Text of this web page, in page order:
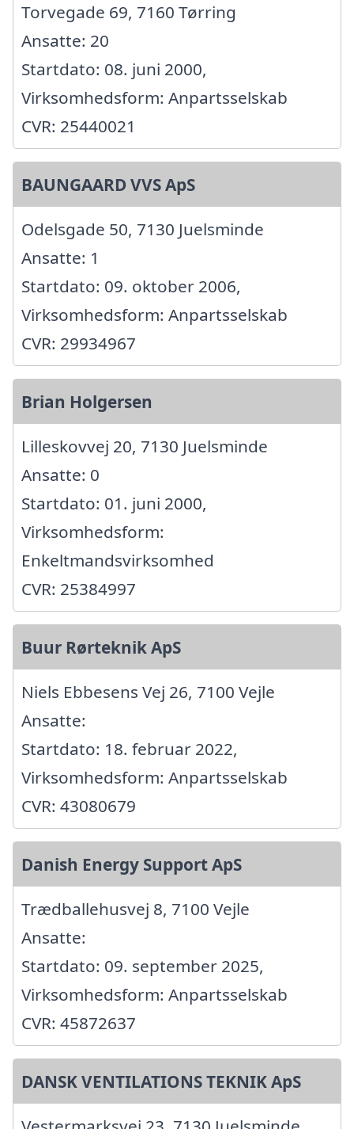
Torvegade 69, 7160 Tørring
Ansatte: 20
Startdato: 08. juni 2000,
Virksomhedsform: Anpartsselskab
CVR: 25440021
BAUNGAARD VVS ApS
Odelsgade 50, 7130 Juelsminde
Ansatte: 1
Startdato: 09. oktober 2006,
Virksomhedsform: Anpartsselskab
CVR: 29934967
Brian Holgersen
Lilleskovvej 20, 7130 Juelsminde
Ansatte: 0
Startdato: 01. juni 2000,
Virksomhedsform:
Enkeltmandsvirksomhed
CVR: 25384997
Buur Rørteknik ApS
Niels Ebbesens Vej 26, 7100 Vejle
Ansatte:
Startdato: 18. februar 2022,
Virksomhedsform: Anpartsselskab
CVR: 43080679
Danish Energy Support ApS
Trædballehusvej 8, 7100 Vejle
Ansatte:
Startdato: 09. september 2025,
Virksomhedsform: Anpartsselskab
CVR: 45872637
DANSK VENTILATIONS TEKNIK ApS